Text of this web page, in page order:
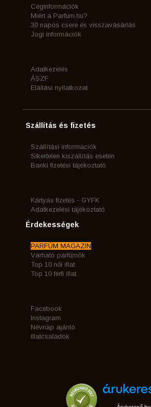
Céginformációk
Miért a Parfum.hu?
30 napos csere és visszavásárlás
Jogi információk
Adatkezelés
ÁSZF
Elállási nyilatkozat
Szállítás és fizetés
Szállítási információk
Sikertelen kiszállítás esetén
Banki fizetési tájékoztató
Kártyás fizetés - GYFK
Adatkezelési tájékoztató
Érdekességek
PARFÜM MAGAZIN
Várható parfümök
Top 10 női illat
Top 10 férfi illat
Facebook
Instagram
Névnap ajánló
Illatcsaládok